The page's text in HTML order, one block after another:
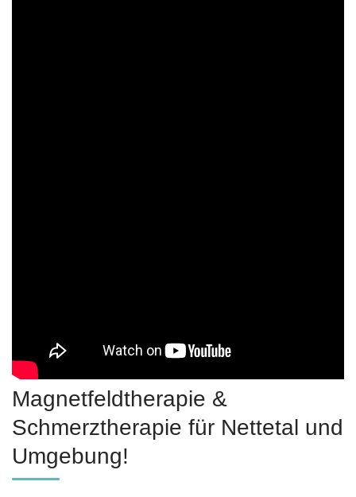
Magnetfeldtherapie &
Schmerztherapie für Nettetal und
Umgebung!